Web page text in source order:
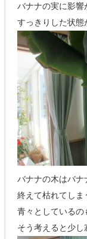
バナナの実に影響
すっきりした状態
バナナの木はバナ
終えて枯れてし
青々としているの
そう考えると少